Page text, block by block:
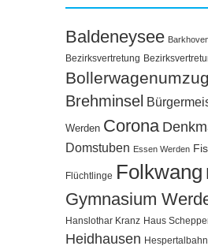
Baldeneysee
Bezirksvertretung
Bollerwagenumzug
Brehminsel
Werden Corona
Domstuben Essen Werden
Flüchtlinge Folkwang
Gymnasium
Hanslothar Kranz Haus
Heidhausen Hespertalbahn